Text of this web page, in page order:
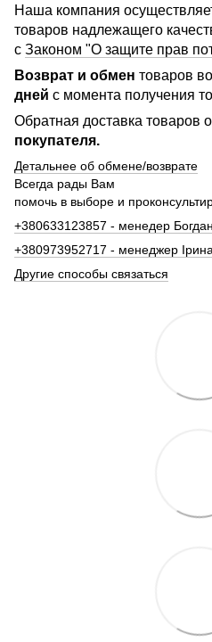
Наша компания
товаров надлежащего
с Законом "О защите прав
Возврат и обмен товаров
дней с момента получения
Обратная доставка товаров
покупателя.
Детальнее об обмене/возврате
Всегда рады Вам
помочь в выборе и
+380633123857 - менедер Богдан
+380973952717 - менеджер Ірина
Другие способы связаться